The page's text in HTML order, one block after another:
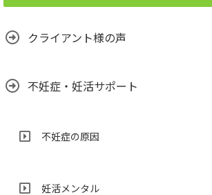
クライアント様の声
不妊症・妊活サポート
不妊症の原因
妊活メンタル